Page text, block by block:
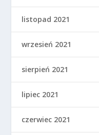
listopad 2021
wrzesień 2021
sierpień 2021
lipiec 2021
czerwiec 2021